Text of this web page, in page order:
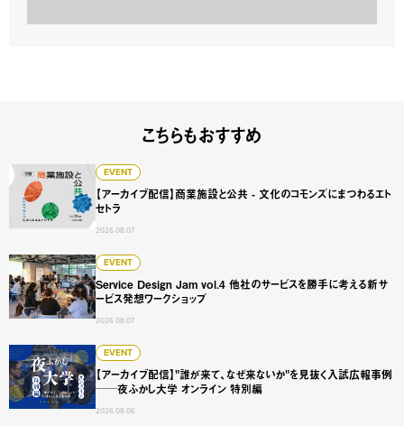
こちらもおすすめ
EVENT
【アーカイブ配信】商業施設と公共 - 文化のコモンズにまつわるエト
セトラ
2026.08.07
【アーカイブ配信】商業施設と公共 - 文化のコモンズにまつ
EVENT
Service Design Jam vol.4 他社のサービスを勝手に考える新サ
ービス発想ワークショップ
2026.08.07
Service Design Jam vol.4 他社のサービスを勝手に考える
EVENT
【アーカイブ配信】"誰が来て、なぜ来ないか"を見抜く入試広報事例
──夜ふかし大学 オンライン 特別編
2026.08.06
【アーカイブ配信】"誰が来て、なぜ来ないか"を見抜く入